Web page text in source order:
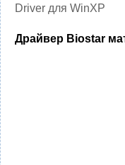
Driver для WinXP
Драйвер Biostar